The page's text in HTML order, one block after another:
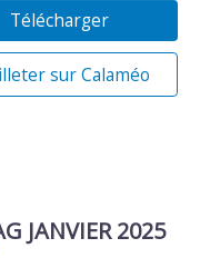
Télécharger
sur Calaméo
JANVIER 2025